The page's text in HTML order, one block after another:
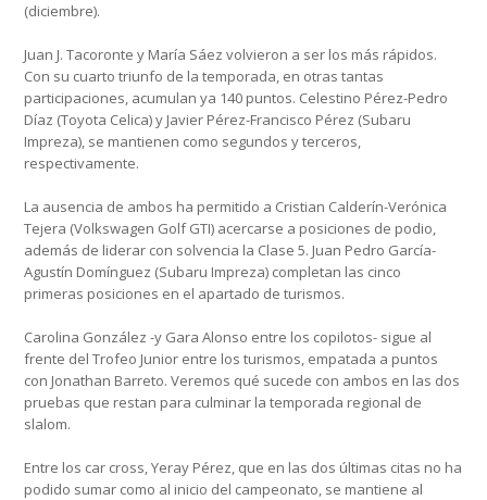
(diciembre).
Juan J. Tacoronte y María Sáez volvieron a ser los más rápidos.
Con su cuarto triunfo de la temporada, en otras tantas
participaciones, acumulan ya 140 puntos. Celestino Pérez-Pedro
Díaz (Toyota Celica) y Javier Pérez-Francisco Pérez (Subaru
Impreza), se mantienen como segundos y terceros,
respectivamente.
La ausencia de ambos ha permitido a Cristian Calderín-Verónica
Tejera (Volkswagen Golf GTI) acercarse a posiciones de podio,
además de liderar con solvencia la Clase 5. Juan Pedro García-
Agustín Domínguez (Subaru Impreza) completan las cinco
primeras posiciones en el apartado de turismos.
Carolina González -y Gara Alonso entre los copilotos- sigue al
frente del Trofeo Junior entre los turismos, empatada a puntos
con Jonathan Barreto. Veremos qué sucede con ambos en las dos
pruebas que restan para culminar la temporada regional de
slalom.
Entre los car cross, Yeray Pérez, que en las dos últimas citas no ha
podido sumar como al inicio del campeonato, se mantiene al